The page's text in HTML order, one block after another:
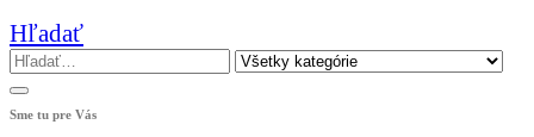
Hľadať
Sme tu pre Vás